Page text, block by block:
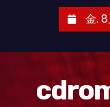
金.